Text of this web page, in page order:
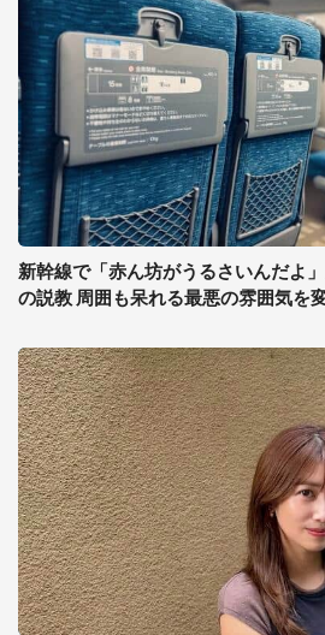
新幹線で「赤ん坊がうるさいんだよ
の説教 周囲も呆れる最悪の雰囲気を